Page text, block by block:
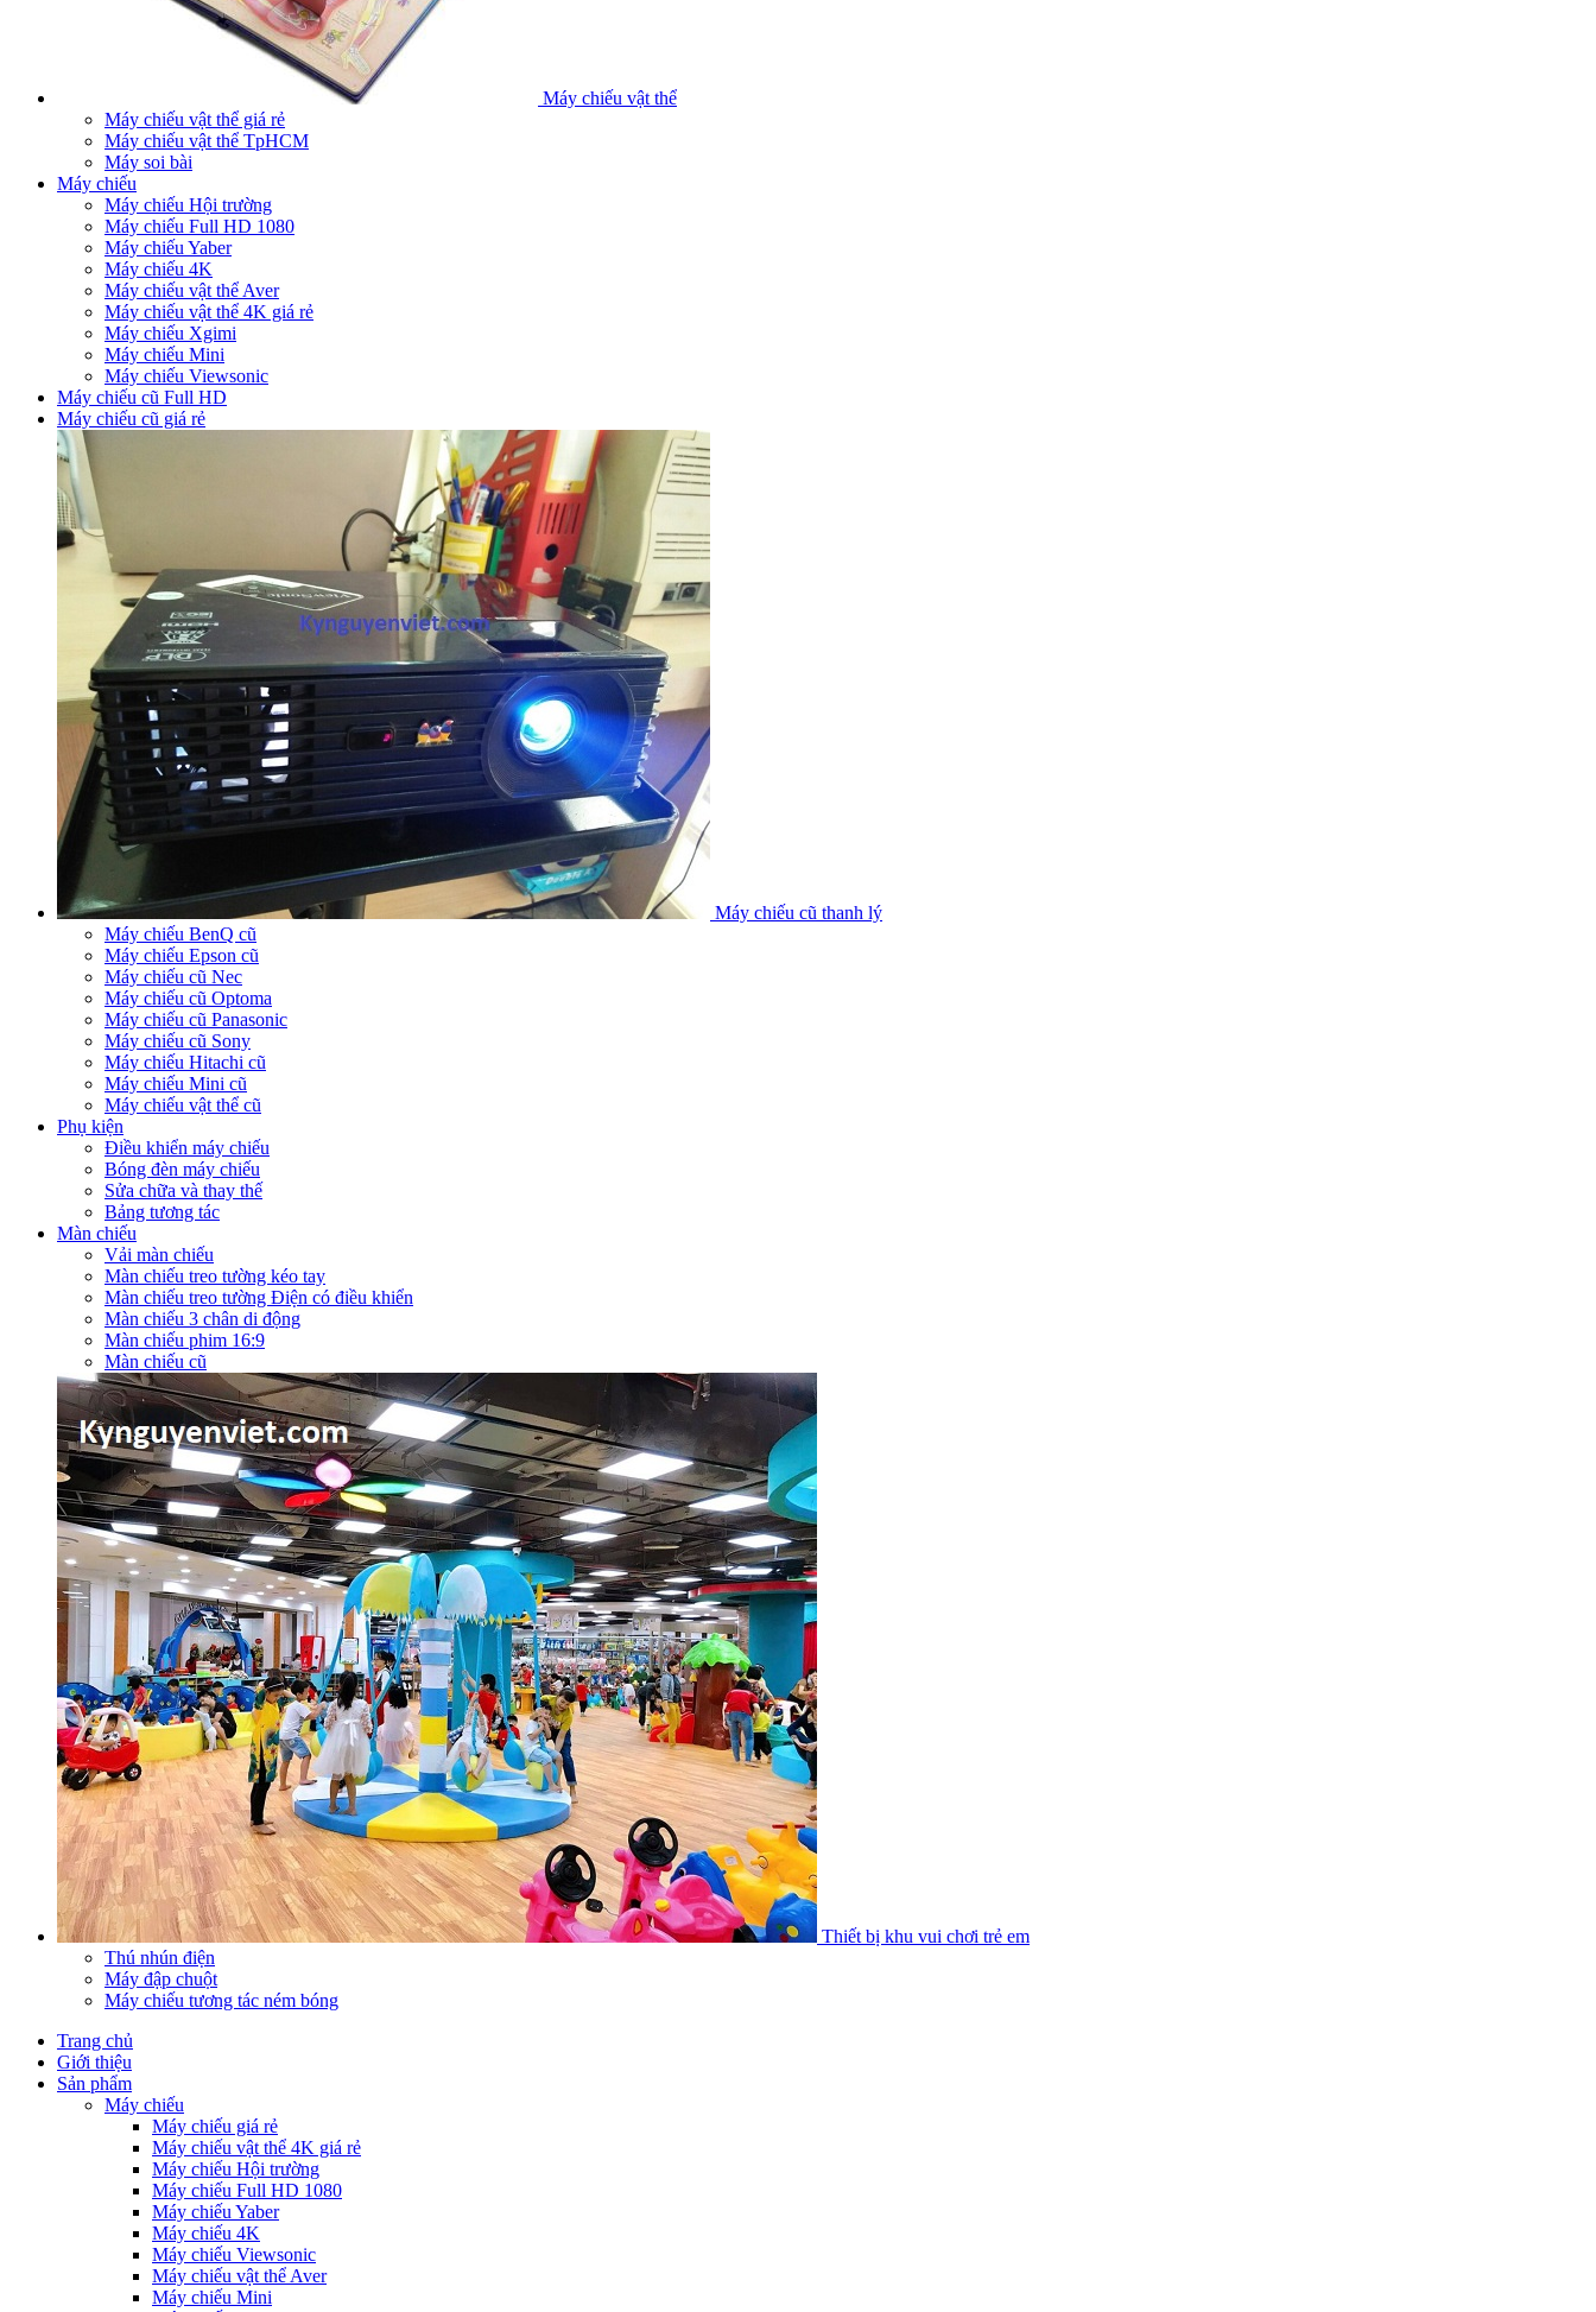
Máy chiếu vật thể
Máy chiếu vật thể giá rẻ
Máy chiếu vật thể TpHCM
Máy soi bài
Máy chiếu
Máy chiếu Hội trường
Máy chiếu Full HD 1080
Máy chiếu Yaber
Máy chiếu 4K
Máy chiếu vật thể Aver
Máy chiếu vật thể 4K giá rẻ
Máy chiếu Xgimi
Máy chiếu Mini
Máy chiếu Viewsonic
Máy chiếu cũ Full HD
Máy chiếu cũ giá rẻ
Máy chiếu cũ thanh lý
Máy chiếu BenQ cũ
Máy chiếu Epson cũ
Máy chiếu cũ Nec
Máy chiếu cũ Optoma
Máy chiếu cũ Panasonic
Máy chiếu cũ Sony
Máy chiếu Hitachi cũ
Máy chiếu Mini cũ
Máy chiếu vật thể cũ
Phụ kiện
Điều khiển máy chiếu
Bóng đèn máy chiếu
Sửa chữa và thay thế
Bảng tương tác
Màn chiếu
Vải màn chiếu
Màn chiếu treo tường kéo tay
Màn chiếu treo tường Điện có điều khiển
Màn chiếu 3 chân di động
Màn chiếu phim 16:9
Màn chiếu cũ
Thiết bị khu vui chơi trẻ em
Thú nhún điện
Máy đập chuột
Máy chiếu tương tác ném bóng
Trang chủ
Giới thiệu
Sản phẩm
Máy chiếu
Máy chiếu giá rẻ
Máy chiếu vật thể 4K giá rẻ
Máy chiếu Hội trường
Máy chiếu Full HD 1080
Máy chiếu Yaber
Máy chiếu 4K
Máy chiếu Viewsonic
Máy chiếu vật thể Aver
Máy chiếu Mini